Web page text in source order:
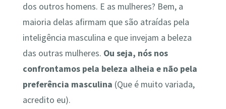
dos outros homens. E as mulheres? Bem, a
maioria delas afirmam que são atraídas pela
inteligência masculina e que invejam a beleza
das outras mulheres. Ou seja, nós nos
confrontamos pela beleza alheia e não pela
preferência masculina (Que é muito variada,
acredito eu).